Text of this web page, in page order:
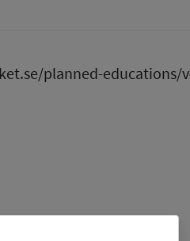
planned-educations/